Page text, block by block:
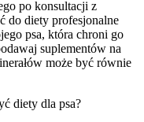
po konsultacji z
do diety profesjonalne
psa, która chroni go
suplementów na
może być równie
diety dla psa?